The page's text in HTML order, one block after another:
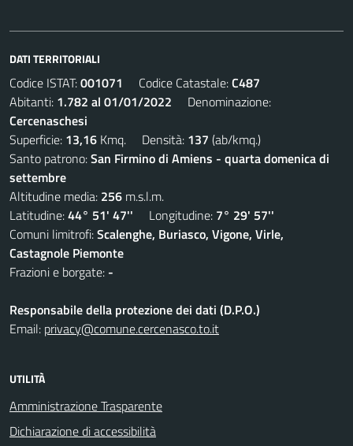
DATI TERRITORIALI
Codice ISTAT:001071 Codice Catastale:C487
Abitanti: 1.782 al 01/01/2022 Denominazione:
Cercenaschesi
Superficie: 13,16 Kmq. Densità: 137 (ab/kmq.)
Santo patrono:San Firmino di Amiens - quarta domenica di
settembre
Altitudine media: 256 m.s.l.m.
Latitudine:44° 51' 47'' Longitudine: 7° 29' 57''
Comuni limitrofi:Scalenghe, Buriasco, Vigone, Virle,
Castagnole Piemonte
Frazioni e borgate: -
Responsabile della protezione dei dati (D.P.O.)
Email: privacy@comune.cercenasco.to.it
UTILITÀ
Amministrazione Trasparente
Dichiarazione di accessibilità